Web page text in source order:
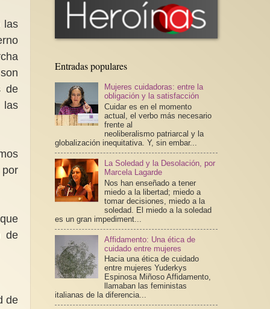
las
de
las
de
de
Entradas populares
Mujeres cuidadoras: entre la
obligación y la satisfacción
Cuidar es en el momento
actual, el verbo más necesario
frente al
neoliberalismo patriarcal y la
globalización inequitativa. Y, sin embar...
La Soledad y la Desolación, por
Marcela Lagarde
Nos han enseñado a tener
miedo a la libertad; miedo a
tomar decisiones, miedo a la
soledad. El miedo a la soledad
es un gran impediment...
Affidamento: Una ética de
cuidado entre mujeres
Hacia una ética de cuidado
entre mujeres Yuderkys
Espinosa Miñoso Affidamento,
llamaban las feministas
italianas de la diferencia...